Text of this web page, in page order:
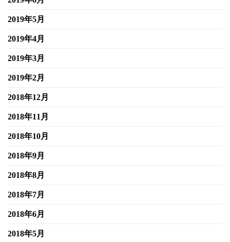
2019年5月
2019年4月
2019年3月
2019年2月
2018年12月
2018年11月
2018年10月
2018年9月
2018年8月
2018年7月
2018年6月
2018年5月